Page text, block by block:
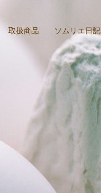
取扱商品 ソムリエ日記